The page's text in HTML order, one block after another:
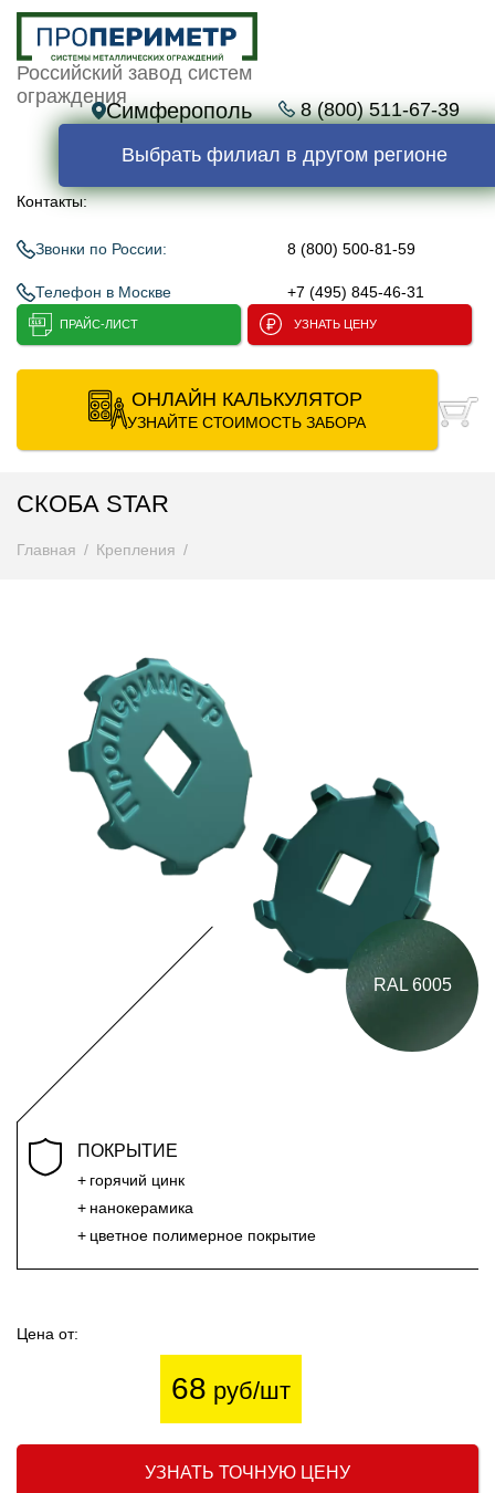
Российский завод систем
ограждения
Симферополь 8 (800) 511-67-39
Выбрать филиал в другом регионе
Контакты:
Звонки по России: 8 (800) 500-81-59
Телефон в Москве +7 (495) 845-46-31
ПРАЙС-ЛИСТ УЗНАТЬ ЦЕНУ
ОНЛАЙН КАЛЬКУЛЯТОР
УЗНАЙТЕ СТОИМОСТЬ ЗАБОРА
СКОБА STAR
Главная Крепления
RAL 6005
ПОКРЫТИЕ
горячий цинк
нанокерамика
цветное полимерное покрытие
Цена от:
68 руб/шт
УЗНАТЬ ТОЧНУЮ ЦЕНУ